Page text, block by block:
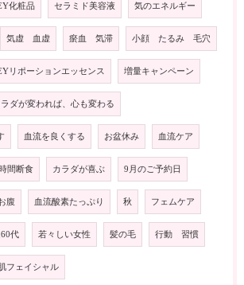
化粧品 セラミド美容液 気のエネルギー
気虚 血虚 瘀血 気滞 小顔 たるみ 毛穴
リポーションエッセンス 増量キャンペーン
ラダが変われば、心も変わる
血流を良くする お盆休み 血流ケア
間断食 カラダが喜ぶ 9月のご予約日
腹 血流酸素たっぷり 秋 フェムケア
代 若々しい女性 髪の毛 行動 習慣
フェイシャル